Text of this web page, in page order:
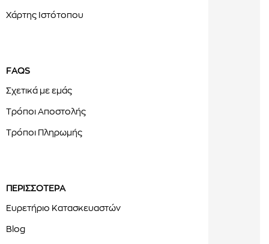
Χάρτης Ιστότοπου
FAQS
Σχετικά με εμάς
Τρόποι Αποστολής
Τρόποι Πληρωμής
ΠΕΡΙΣΣΟΤΕΡΑ
Ευρετήριο Κατασκευαστών
Blog